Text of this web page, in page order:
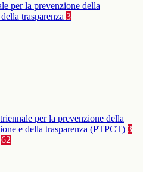
per la prevenzione della
trasparenza 3
per la prevenzione della
e della trasparenza (PTPCT) 3
62